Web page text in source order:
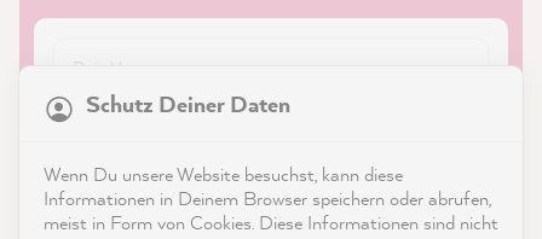
Schutz Deiner Daten
Wenn Du unsere Website besuchst, kann diese
Informationen in Deinem Browser speichern oder abrufen,
meist in Form von Cookies. Diese Informationen sind nicht
reviews-io